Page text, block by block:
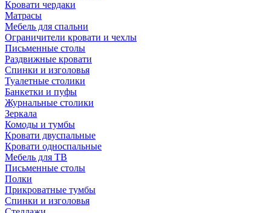
Кровати чердаки
Матрасы
Мебель для спальни
Ограничители кровати и чехлы
Письменные столы
Раздвижные кровати
Спинки и изголовья
Туалетные столики
Банкетки и пуфы
Журнальные столики
Зеркала
Комоды и тумбы
Кровати двуспальные
Кровати односпальные
Мебель для ТВ
Письменные столы
Полки
Прикроватные тумбы
Спинки и изголовья